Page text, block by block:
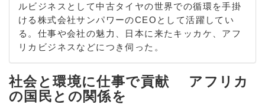
ルビジネスとして中古タイヤの世界での循環を手掛
ける株式会社サンパワーのCEOとして活躍してい
る。仕事や会社の魅力、日本に来たキッカケ、アフ
リカビジネスなどにつき伺った。
社会と環境に仕事で貢献
アフリカ
の国民との関係を